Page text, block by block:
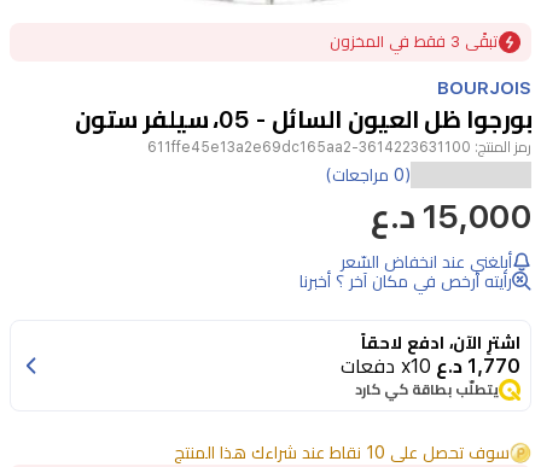
1
تبقًى 3 فقط في المخزون
BOURJOIS
بورجوا ظل العيون السائل - 05، سيلفر ستون
رمز المنتج: 3614223631100-611ffe45e13a2e69dc165aa2
ظل
العيون
السائل
بورجوا
بلون
(0 مراجعات)
15,000 د.ع
أبلغني عند انخفاض السّعر
رأيته أرخص في مكان آخر ؟ أخبرنا
اشترِ الآن، ادفع لاحقاً
1,770 د.ع x10 دفعات
يتطلّب بطاقة كي كارد
سوف تحصل على 10 نقاط عند شراءك هذا المنتج